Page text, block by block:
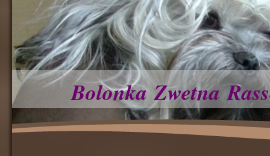
Bolonka Zwetna